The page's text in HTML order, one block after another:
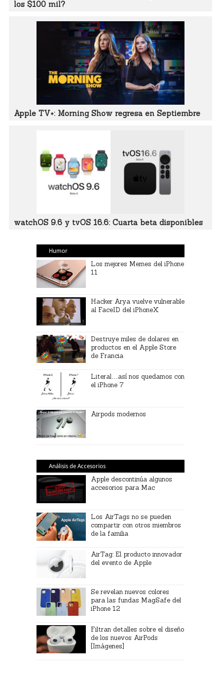
los $100 mil?
Apple TV+: Morning Show regresa en Septiembre
watchOS 9.6 y tvOS 16.6: Cuarta beta disponibles
Humor
Los mejores Memes del iPhone
11
Hacker Arya vuelve vulnerable
al FaceID del iPhoneX
Destruye miles de dolares en
productos en el Apple Store
de Francia
Literal…así nos quedamos con
el iPhone 7
Airpods modernos
Análisis de Accesorios
Apple descontinúa algunos
accesorios para Mac
Los AirTags no se pueden
compartir con otros miembros
de la familia
AirTag: El producto innovador
del evento de Apple
Se revelan nuevos colores
para las fundas MagSafe del
iPhone 12
Filtran detalles sobre el diseño
de los nuevos AirPods
[Imágenes]